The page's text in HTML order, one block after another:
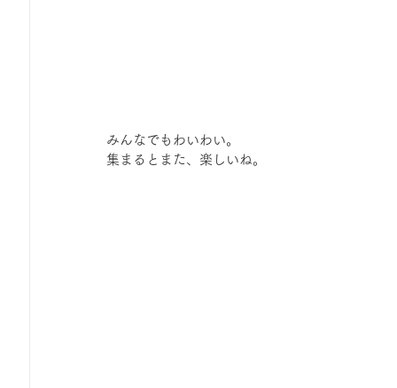
みんなでもわいわい。
集まるとまた、楽しいね。